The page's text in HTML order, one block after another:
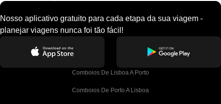
Nosso aplicativo gratuito para cada etapa da sua viagem -
planejar viagens nunca foi tão fácil!
Comboios De Lisboa A Porto
Comboios De Porto A Lisboa